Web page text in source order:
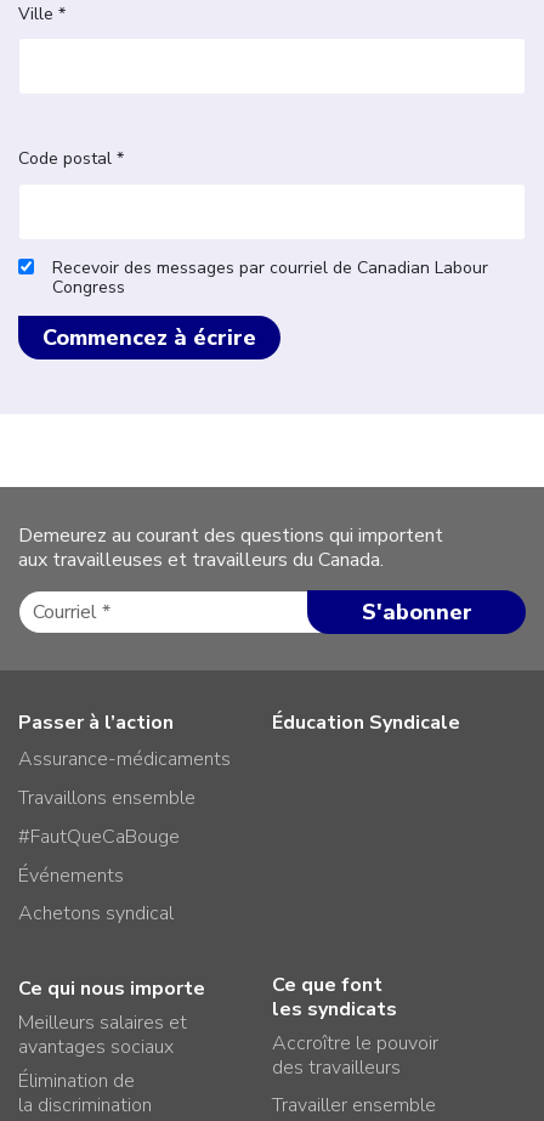
Ville *
Code postal *
Recevoir des messages par courriel de Canadian Labour
Congress
Demeurez au courant des questions qui importent
aux travailleuses et travailleurs du Canada.
Passer à l’action
Assurance-médicaments
Travaillons ensemble
#FautQueCaBouge
Événements
Achetons syndical
Éducation Syndicale
Ce qui nous importe
Meilleurs salaires et
avantages sociaux
Élimination de
la discrimination
Ce que font
les syndicats
Accroître le pouvoir
des travailleurs
Travailler ensemble